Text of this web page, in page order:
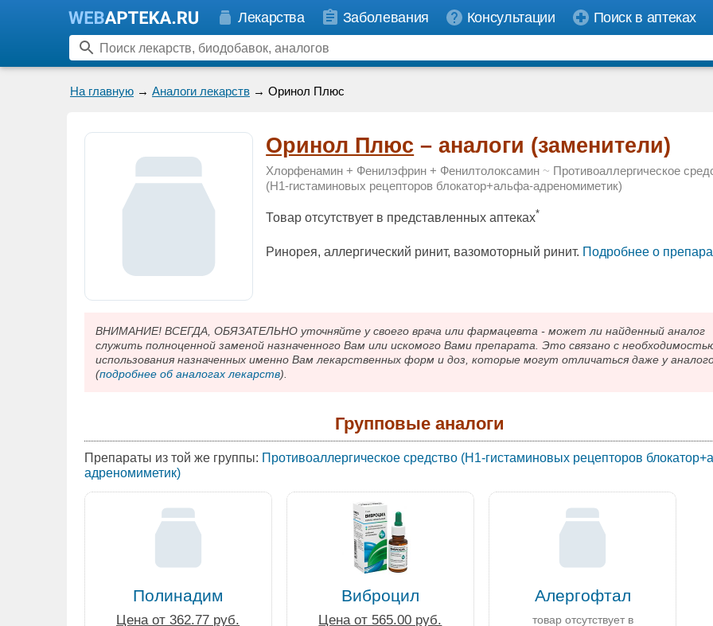
Лекарства Заболевания Консультации Поиск в аптеках
На главную → Аналоги лекарств → Оринол Плюс
Оринол Плюс – аналоги (заменители)
Хлорфенамин + Фенилэфрин + Фенилтолоксамин ~ Противоаллергическое
(H1-гистаминовых рецепторов блокатор+альфа-адреномиметик)
Товар отсутствует в представленных аптеках*
Ринорея, аллергический ринит, вазомоторный ринит. Подробнee о
ВНИМАНИЕ! ВСЕГДА, ОБЯЗАТЕЛЬНО уточняйте у своего врача или фармацевта - может ли найденный аналог
служить полноценной заменой назначенного Вам или искомого Вами препарата. Это связано с
использования назначенных именно Вам лекарственных форм и доз, которые могут отличаться даже у
(подробнее об аналогах лекарств).
Групповые аналоги
Препараты из той же группы: Противоаллергическое средство (H1-гистаминовых рецепторов
адреномиметик)
Полинадим
Цена от 362.77 руб.
Виброцил
Цена от 565.00 руб.
Алергофтал
товар отсутствует в